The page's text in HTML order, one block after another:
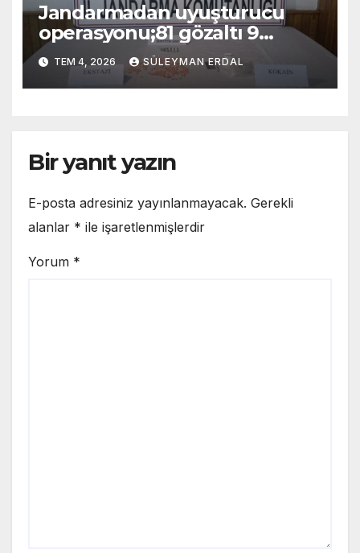
Jandarmadan uyuşturucu
operasyonu;81 gözaltı 9
tutuklama
TEM 4, 2026 SÜLEYMAN ERDAL
Bir yanıt yazın
E-posta adresiniz yayınlanmayacak. Gerekli
alanlar * ile işaretlenmişlerdir
Yorum *